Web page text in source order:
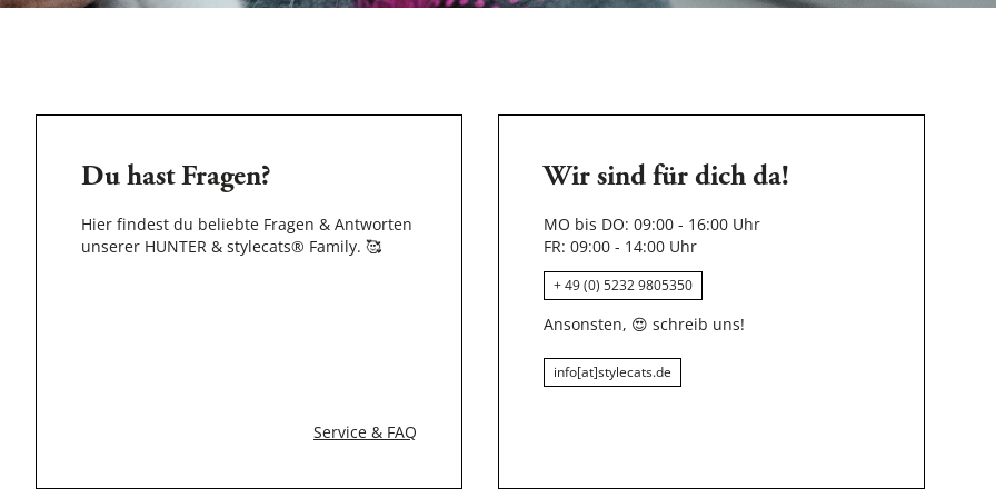
Du hast Fragen?
Hier findest du beliebte Fragen & Antworten
unserer HUNTER & stylecats® Family. 🥰
Service & FAQ
Wir sind für dich da!
MO bis DO: 09:00 - 16:00 Uhr
FR: 09:00 - 14:00 Uhr
+ 49 (0) 5232 9805350
Ansonsten, 😍 schreib uns!
info[at]stylecats.de